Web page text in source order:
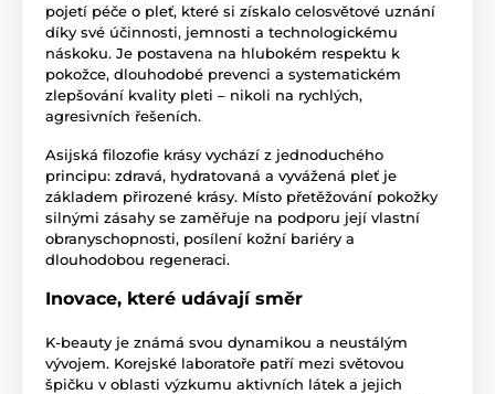
pojetí péče o pleť, které si získalo celosvětové uznání
díky své účinnosti, jemnosti a technologickému
náskoku. Je postavena na hlubokém respektu k
pokožce, dlouhodobé prevenci a systematickém
zlepšování kvality pleti – nikoli na rychlých,
agresivních řešeních.
Asijská filozofie krásy vychází z jednoduchého
principu: zdravá, hydratovaná a vyvážená pleť je
základem přirozené krásy. Místo přetěžování pokožky
silnými zásahy se zaměřuje na podporu její vlastní
obranyschopnosti, posílení kožní bariéry a
dlouhodobou regeneraci.
Inovace, které udávají směr
K-beauty je známá svou dynamikou a neustálým
vývojem. Korejské laboratoře patří mezi světovou
špičku v oblasti výzkumu aktivních látek a jejich